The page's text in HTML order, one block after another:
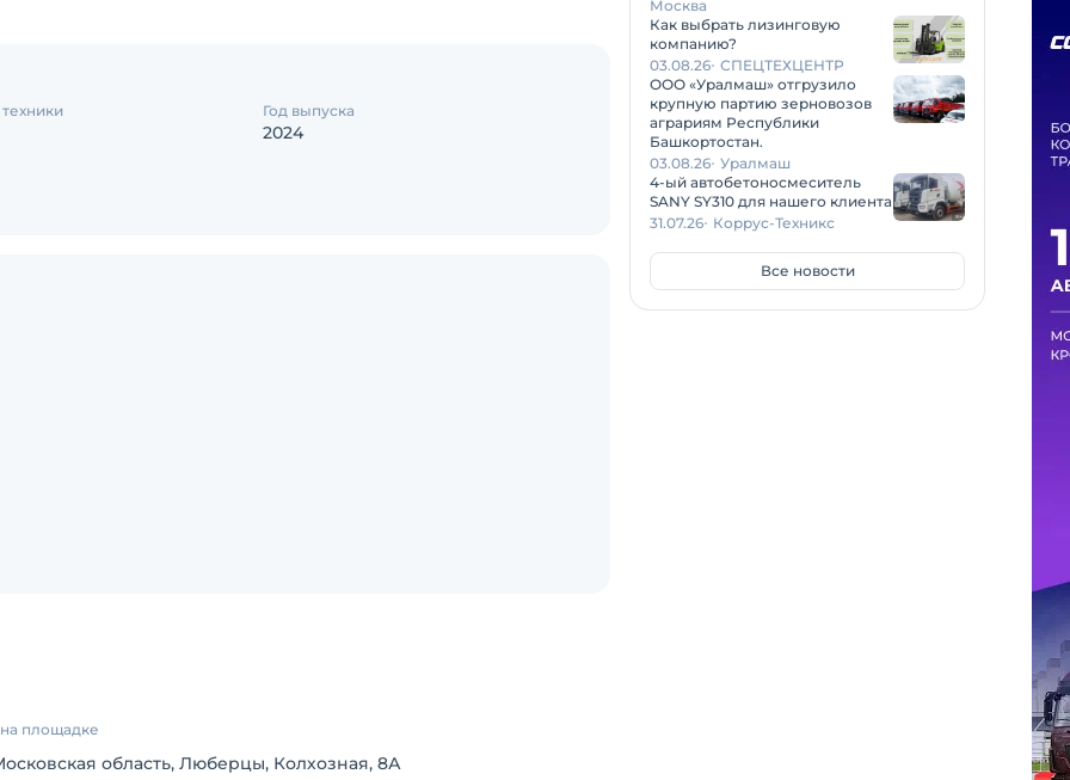
Год выпуска
2024
о пристегивании водителя и пассажиров ремнями
на площадке
область, Люберцы, Колхозная, 8А
Москва
Как выбрать лизинговую
компанию?
03.08.26 СПЕЦТЕХЦЕНТР
ООО «Уралмаш» отгрузило
крупную партию зерновозов
аграриям Республики
Башкортостан.
03.08.26 Уралмаш
4-ый автобетоносмеситель
SANY SY310 для нашего клиента
31.07.26 Коррус-Техникс
Все новости